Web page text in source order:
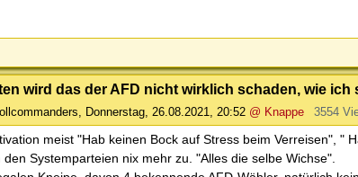
wird das der AFD nicht wirklich schaden, wie ich
Donnerstag, 26.08.2021, 20:52 @ Knappe 3554
meist "Hab keinen Bock auf Stress beim Verreisen",
Systemparteien nix mehr zu. "Alles die selbe Wichse".